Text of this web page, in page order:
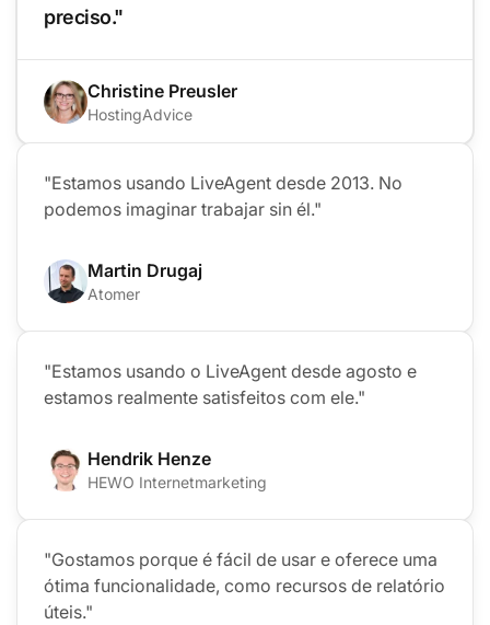
preciso."
Christine Preusler
HostingAdvice
"Estamos usando LiveAgent desde 2013. No
podemos imaginar trabajar sin él."
Martin Drugaj
Atomer
"Estamos usando o LiveAgent desde agosto e
estamos realmente satisfeitos com ele."
Hendrik Henze
HEWO Internetmarketing
"Gostamos porque é fácil de usar e oferece uma
ótima funcionalidade, como recursos de relatório
úteis."